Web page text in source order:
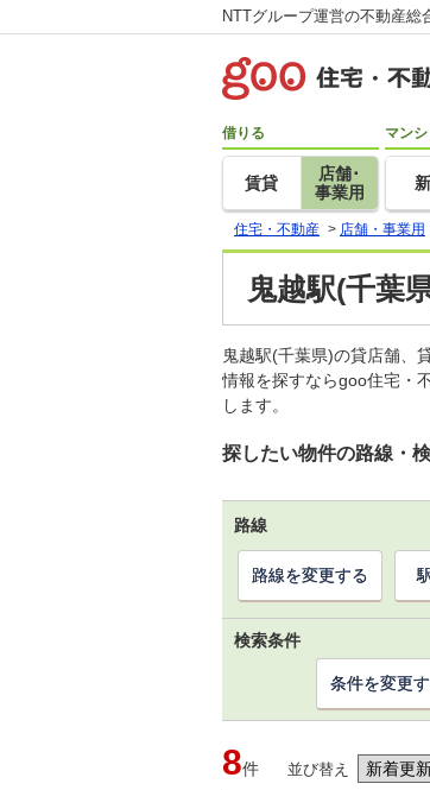
NTTグループ運営の不動産総
借りる
賃貸
店舗･
事業用
マン
住宅・不動産 > 店舗・事業用
鬼越駅(千葉
鬼越駅(千葉県)の貸店舗、
情報を探すならgoo住宅・
します。
探したい物件の路線・
路線
路線を変更する
検索条件
条件を変更
8件 並び替え